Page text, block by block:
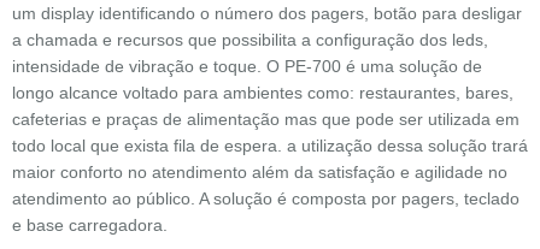
um display identificando o número dos pagers, botão para desligar
a chamada e recursos que possibilita a configuração dos leds,
intensidade de vibração e toque. O PE-700 é uma solução de
longo alcance voltado para ambientes como: restaurantes, bares,
cafeterias e praças de alimentação mas que pode ser utilizada em
todo local que exista fila de espera. a utilização dessa solução trará
maior conforto no atendimento além da satisfação e agilidade no
atendimento ao público. A solução é composta por pagers, teclado
e base carregadora.